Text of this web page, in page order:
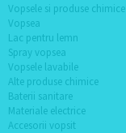
Vopsele si produse chimice
Vopsea
Lac pentru lemn
Spray vopsea
Vopsele lavabile
Alte produse chimice
Baterii sanitare
Materiale electrice
Accesorii vopsit